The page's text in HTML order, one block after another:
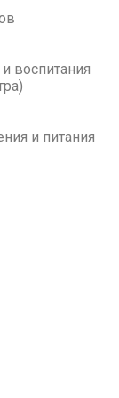
воспитания
и питания